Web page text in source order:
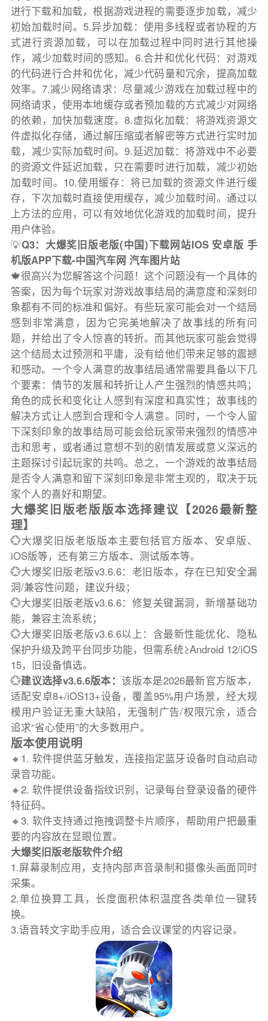
进行下载和加载，根据游戏进程的需要逐步加载，减少
初始加载时间。5.异步加载：使用多线程或者协程的方
式进行资源加载，可以在加载过程中同时进行其他操
作，减少加载时间的感知。6.合并和优化代码：对游戏
的代码进行合并和优化，减少代码量和冗余，提高加载
效率。7.减少网络请求：尽量减少游戏在加载过程中的
网络请求，使用本地缓存或者预加载的方式减少对网络
的依赖，加快加载速度。8.虚拟化加载：将游戏资源文
件虚拟化存储，通过解压缩或者解密等方式进行实时加
载，减少实际加载时间。9.延迟加载：将游戏中不必要
的资源文件延迟加载，只在需要时进行加载，减少初始
加载时间。10.使用缓存：将已加载的资源文件进行缓
存，下次加载时直接使用缓存，减少加载时间。通过以
上方法的应用，可以有效地优化游戏的加载时间，提升
用户体验。
💡Q3：大爆奖旧版老版(中国)下载网站IOS 安卓版 手
机版APP下载-中国汽车网 汽车图片站
🍁很高兴为您解答这个问题！这个问题没有一个具体的
答案，因为每个玩家对游戏故事结局的满意度和深刻印
象都有不同的标准和偏好。有些玩家可能会对一个结局
感到非常满意，因为它完美地解决了故事线的所有问
题，并给出了令人惊喜的转折。而其他玩家可能会觉得
这个结局太过预测和平庸，没有给他们带来足够的震撼
和感动。一个令人满意的故事结局通常需要具备以下几
个要素：情节的发展和转折让人产生强烈的情感共鸣；
角色的成长和变化让人感到有深度和真实性；故事线的
解决方式让人感到合理和令人满意。同时，一个令人留
下深刻印象的故事结局可能会给玩家带来强烈的情感冲
击和思考，或者通过意想不到的剧情发展或意义深远的
主题探讨引起玩家的共鸣。总之，一个游戏的故事结局
是否令人满意和留下深刻印象是非常主观的，取决于玩
家个人的喜好和期望。
大爆奖旧版老版版本选择建议【2026最新整
理】
💮大爆奖旧版老版版本主要包括官方版本、安卓版、
iOS版等，还有第三方版本、测试版本等。
💮大爆奖旧版老版v3.6.6：老旧版本，存在已知安全漏
洞/兼容性问题，建议升级；
💮大爆奖旧版老版v3.6.6：修复关键漏洞，新增基础功
能，兼容主流系统；
💮大爆奖旧版老版v3.6.6以上：含最新性能优化、隐私
保护升级及跨平台同步功能，但需系统≥Android 12/iOS
15，旧设备慎选。
💮建议选择v3.6.6版本：该版本是2026最新官方版本，
适配安卓8+/iOS13+设备，覆盖95%用户场景，经大规
模用户验证无重大缺陷，无强制广告/权限冗余，适合
追求“省心使用”的大多数用户。
版本使用说明
🔸1. 软件提供蓝牙触发，连接指定蓝牙设备时自动启动
录音功能。
🔸2. 软件提供设备指纹识别，记录每台登录设备的硬件
特征码。
🔸3. 软件支持通过拖拽调整卡片顺序，帮助用户把最重
要的内容放在显眼位置。
大爆奖旧版老版软件介绍
1.屏幕录制应用，支持内部声音录制和摄像头画面同时
采集。
2.单位换算工具，长度面积体积温度各类单位一键转
换。
3.语音转文字助手应用，适合会议课堂的内容记录。